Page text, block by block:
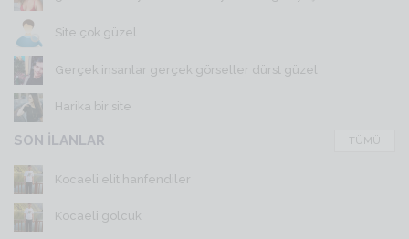
Site çok güzel
Gerçek insanlar gerçek görseller dürst güzel
Harika bir site
SON İLANLAR TÜMÜ
Kocaeli elit hanfendiler
Kocaeli golcuk